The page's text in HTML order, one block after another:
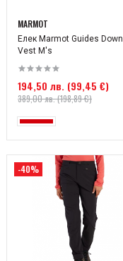
MARMOT
Елек Marmot Guides Down
Vest M's
194,50 лв. (99,45 €)
389,00 лв. (198,89 €)
-40%